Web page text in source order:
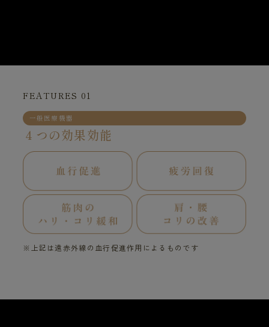
FEATURES 01
一般医療機器
４つの効果効能
※上記は遠赤外線の血行促進作用によるものです